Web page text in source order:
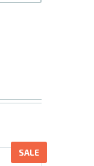
SALE